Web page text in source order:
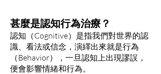
甚麼是認知行為治療？
認知（Cognitive）是指我們對世界的認
識、看法或信念，演繹出來就是行為
（Behavior），一旦認知上出現謬誤，
便會影響情緒和行為。